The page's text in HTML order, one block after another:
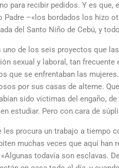
para recibir pedidos. Y es
Padre –«los bordados los hizo
del Santo Niño de Cebú, y
uno de los seis proyectos que
sexual y laboral, tan
que se enfrentaban las
por sus casas de alterne.
sido víctimas del engaño,
estudiar. Pero con cara de
les procura un trabajo a tiempo
muchas veces que aquí han
todavía son esclavas.